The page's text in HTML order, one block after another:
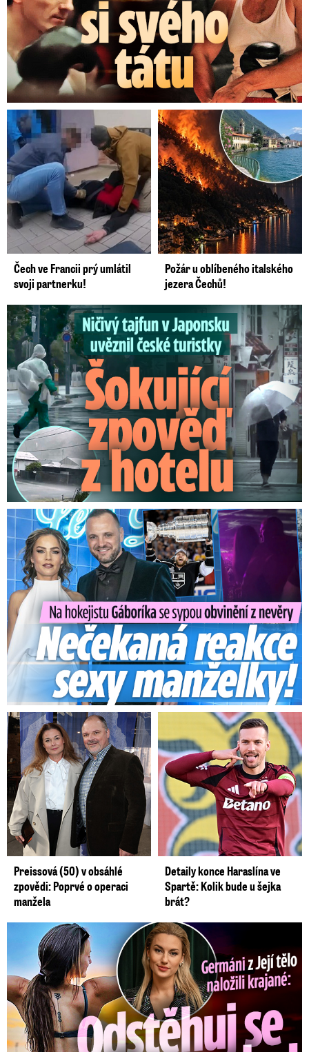
Čech ve Francii prý umlátil
svoji partnerku!
Požár u oblíbeného italského
jezera Čechů!
Ničivý tajfun uvěznil české turistky: Šokující zpověď
Na Gáboríka se sypou obvinění z nevěry: Reakce manželky!
Preissová (50) v obsáhlé
zpovědi: Poprvé o operaci
manžela
Detaily konce Haraslína ve
Spartě: Kolik bude u šejka
brát?
Germáni z Jejího těla: Odstěhuj se, vzkázali jí krajané